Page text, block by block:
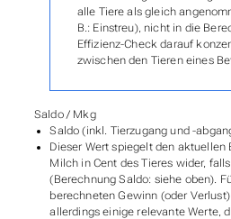
alle Tiere als gleich
B.: Einstreu), nicht in die
Effizienz-Check darauf
zwischen den Tieren eines
Saldo / Mkg
Saldo (inkl. Tierzugang und -
Dieser Wert spiegelt den aktuellen
Milch in Cent des Tieres wider,
(Berechnung Saldo: siehe oben).
berechneten Gewinn (oder
allerdings einige relevante Werte,